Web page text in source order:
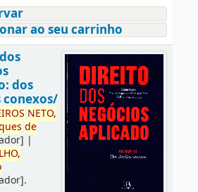
ao seu carrinho
dos
IROS NETO,
de
|
.